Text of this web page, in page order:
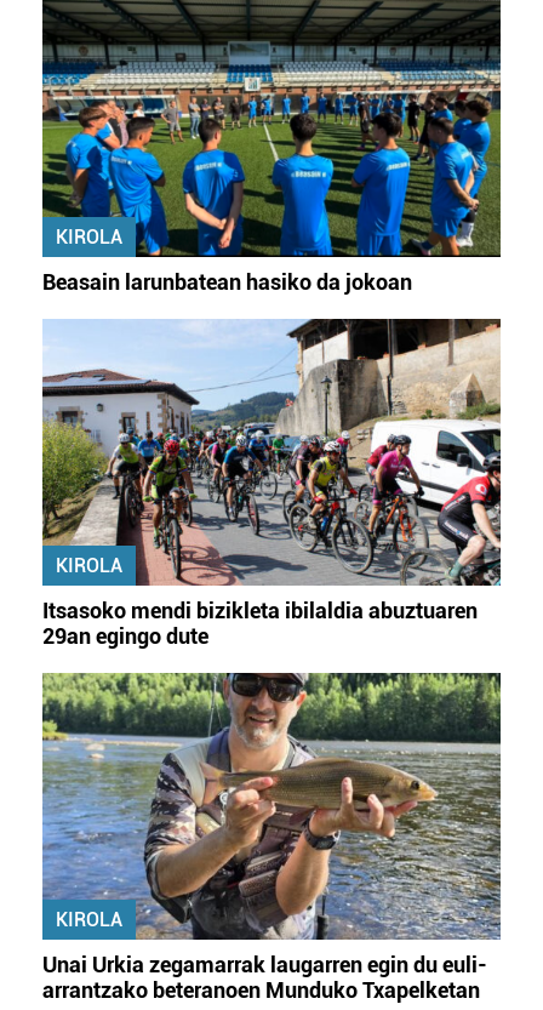
KIROLA
Beasain larunbatean hasiko da jokoan
KIROLA
Itsasoko mendi bizikleta ibilaldia abuztuaren
29an egingo dute
KIROLA
Unai Urkia zegamarrak laugarren egin du euli-
arrantzako beteranoen Munduko Txapelketan